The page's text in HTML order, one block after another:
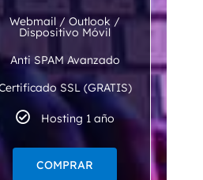
Webmail / Outlook /
Dispositivo Móvil
Anti SPAM Avanzado
SSL (GRATIS)
Hosting 1 año
COMPRAR